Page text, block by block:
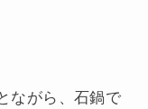
ながら、石鍋で